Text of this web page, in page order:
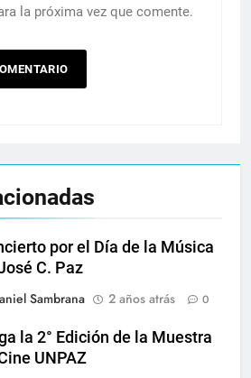
la próxima vez que comente.
por el Día de la Música
C. Paz
Sambrana
2 años atrás 0
la 2° Edición de la Muestra
UNPAZ